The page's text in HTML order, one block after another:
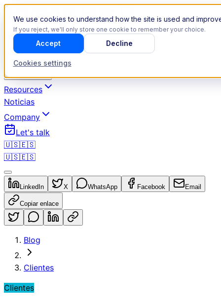
We use cookies to understand how the site is used and
If you reject, we'll only store one cookie to remember your choice.
Cookies settings
Accept Decline
Resources
Noticias
Company
Let's talk
🇺🇸🇪🇸
🇺🇸🇪🇸
LinkedIn X WhatsApp Facebook Email
Copiar enlace
Blog
Clientes
Clientes